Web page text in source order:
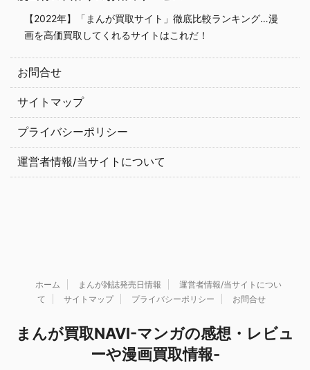
【2022年】「まんが買取サイト」徹底比較ランキング…漫
画を高価買取してくれるサイトはこれだ！
お問合せ
サイトマップ
プライバシーポリシー
運営者情報/当サイトについて
ホーム まんが雑誌発売日情報
運営者情報/当サイトについ
て
サイトマップ プライバシーポリシー お問合せ
まんが買取NAVI-マンガの感想・レビュ
ーや漫画買取情報-